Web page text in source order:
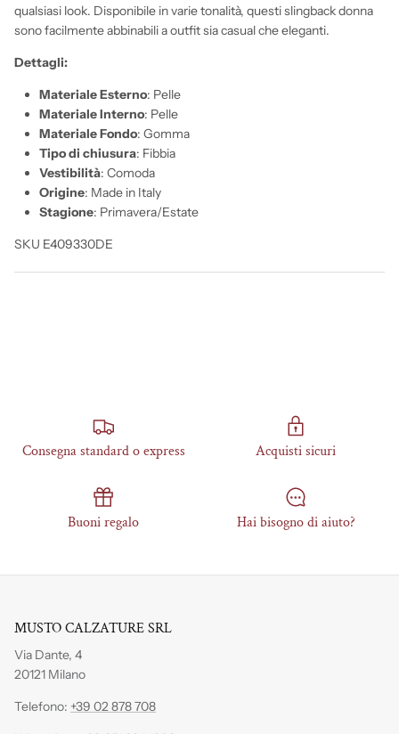
qualsiasi look. Disponibile in varie tonalità, questi slingback donna
sono facilmente abbinabili a outfit sia casual che eleganti.
Dettagli:
Materiale Esterno: Pelle
Materiale Interno: Pelle
Materiale Fondo: Gomma
Tipo di chiusura: Fibbia
Vestibilità: Comoda
Origine: Made in Italy
Stagione: Primavera/Estate
SKU E409330DE
Consegna standard o express Acquisti sicuri
Buoni regalo Hai bisogno di aiuto?
MUSTO CALZATURE SRL
Via Dante, 4
20121 Milano
Telefono: +39 02 878 708